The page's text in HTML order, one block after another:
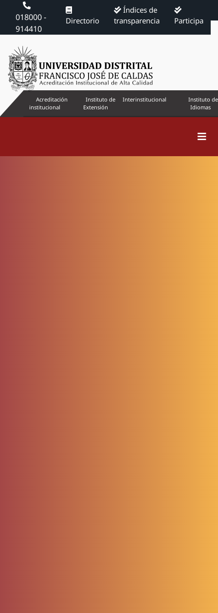
018000 -
914410
Directorio
Índices de
transparencia
Participa
Acreditación
institucional
Instituto de
Extensión
Interinstitucional
Instituto de
Idiomas